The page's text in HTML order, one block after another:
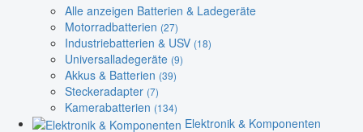
Alle anzeigen Batterien & Ladegeräte
Motorradbatterien (27)
Industriebatterien & USV (18)
Universalladegeräte (9)
Akkus & Batterien (39)
Steckeradapter (7)
Kamerabatterien (134)
Elektronik & Komponenten